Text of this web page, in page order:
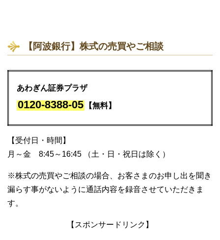
【阿波銀行】株式の売買やご相談
あわぎん証券プラザ
0120-8388-05 【無料】
【受付日・時間】
月～金 8:45～16:45 （土・日・祝日は除く）
※株式の売買やご相談の場合、お客さまのお申し出を聞き
漏らす事がないように通話内容を録音させていただきま
す。
【スポンサードリンク】